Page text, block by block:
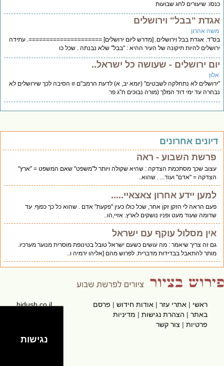
כנסו: שיעורים לחג שבועות
אגדת "בבל" וירושלים
משה אהרון
בס"ד. אגדת בבל וירושלים. [מדרש ליום ירושלים] =====================. עתידה
ירושלים להיות תיקונה של העיר ההיא : "בבל" שלא נבנתה . שכל כו
יום ירושלים - שעושה כל ישראל..
אלון
"ירושלים לא נתחלקה לשבטים" (יומא יב, א) לדעת הרמב"ם זו הסיבה לכך שירושלים לא
נבחרה עד ימי דוד המלך (מורה נבוכים ח"ג פר
דיונים אחרונים
פרשת השבוע - ראה
עצוב שכך מסתכמת הצדקה : שהיא שקולה ויותר ל"משפט" שאם המשפט = "ארץ"
הצדקה = "אדם" ועוד... . שהוא..
למען יידע אחרון צאצאיי.....
פעם הראה לי הזקן זקן אחר, שכל כולו כעין "פקעת" אדם . שהוא כל כך כפוף. עד
שדומה שעוד מעט ופניו נושקים לארץ. אזיי,הו..
אין מסלול עוקף עם ישראל
גם זה צריך שיאמר : מה עושים כשעם ישראל טובל בטינופת מוסרית מנוער מערכיו.
מותר להתאבל בבדידות מדברית. לפרוש מהם [אליהו ירמיה ו..
ראשי | אתרי עזר | אודות חידוש | פרסם
באתר | הצהרת נגישות | מדיניות
פרטיות | צור קשר
hidush.co.il
נגישות